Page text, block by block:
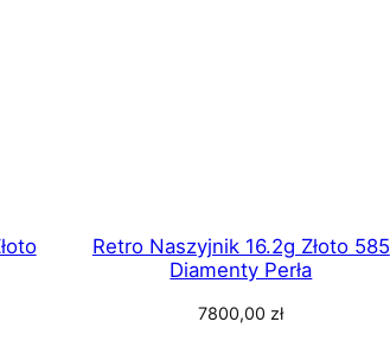
Retro Naszyjnik 16.2g Złoto 585
Diamenty Perła
7800,00zł